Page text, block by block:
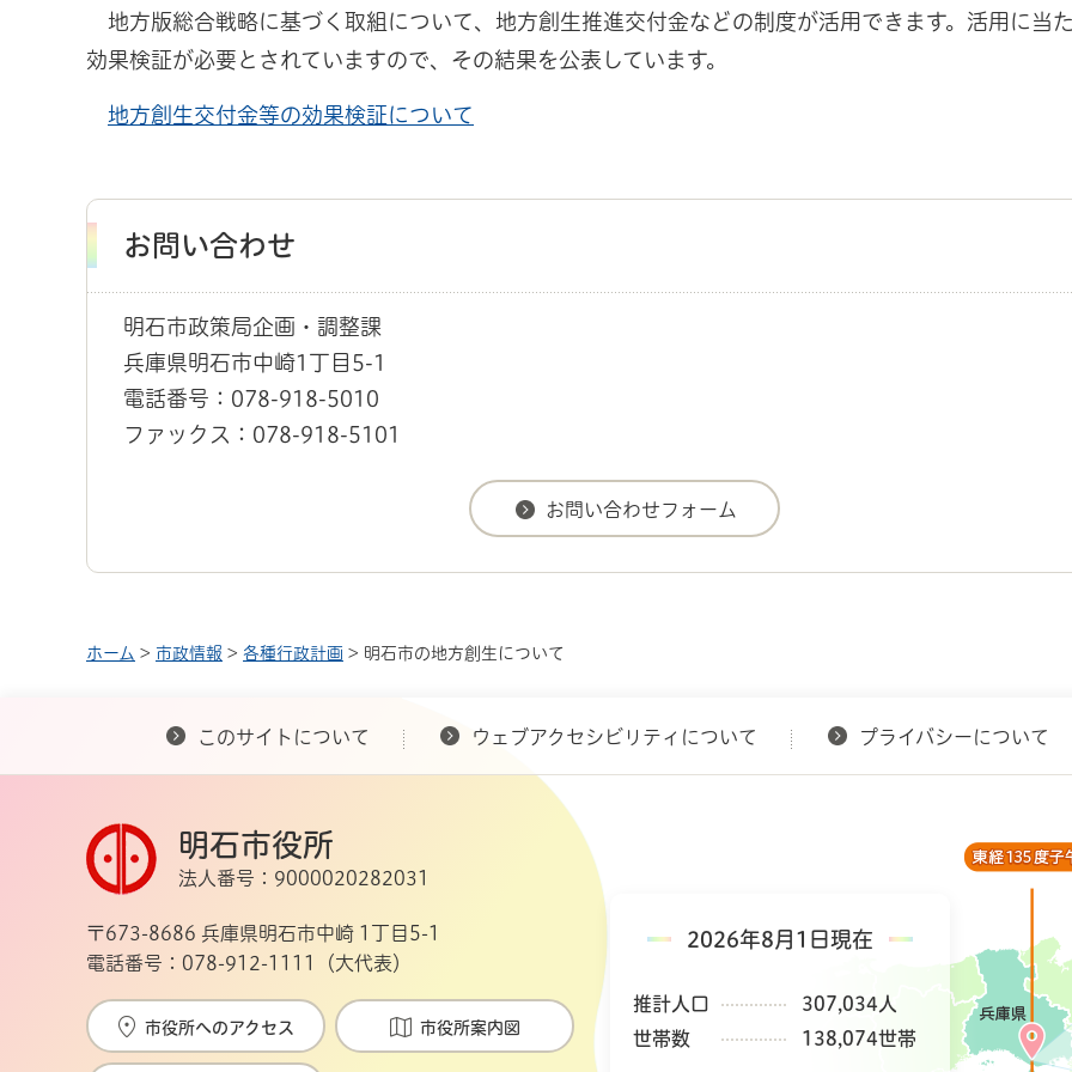
地方版総合戦略に基づく取組について、地方創生推進交付金などの制度が活用できます。活用に当
効果検証が必要とされていますので、その結果を公表しています。
地方創生交付金等の効果検証について
お問い合わせ
明石市政策局企画・調整課
兵庫県明石市中崎1丁目5-1
電話番号：078-918-5010
ファックス：078-918-5101
ホーム > 市政情報 > 各種行政計画 > 明石市の地方創生について
このサイトについて ウェブアクセシビリティについて プライバシーについて
2026年8月1日現在
推計人口
307,034人
世帯数
138,074世帯
明石市役所
法人番号：9000020282031
〒673-8686 兵庫県明石市中崎 1丁目5-1
電話番号：078-912-1111（大代表）
市役所へのアクセス 市役所案内図